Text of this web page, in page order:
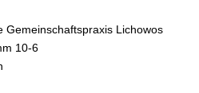
Gemeinschaftspraxis Lichowos
10-6